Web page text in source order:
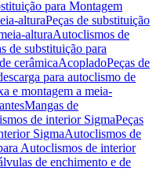
para Montagem
alturaPeças de substituição
alturaAutoclismos de
de substituição para
cerâmicaAcopladoPeças de
para autoclismo de
e montagem a meia-
Mangas de
de interior SigmaPeças
SigmaAutoclismos de
Autoclismos de interior
de enchimento e de